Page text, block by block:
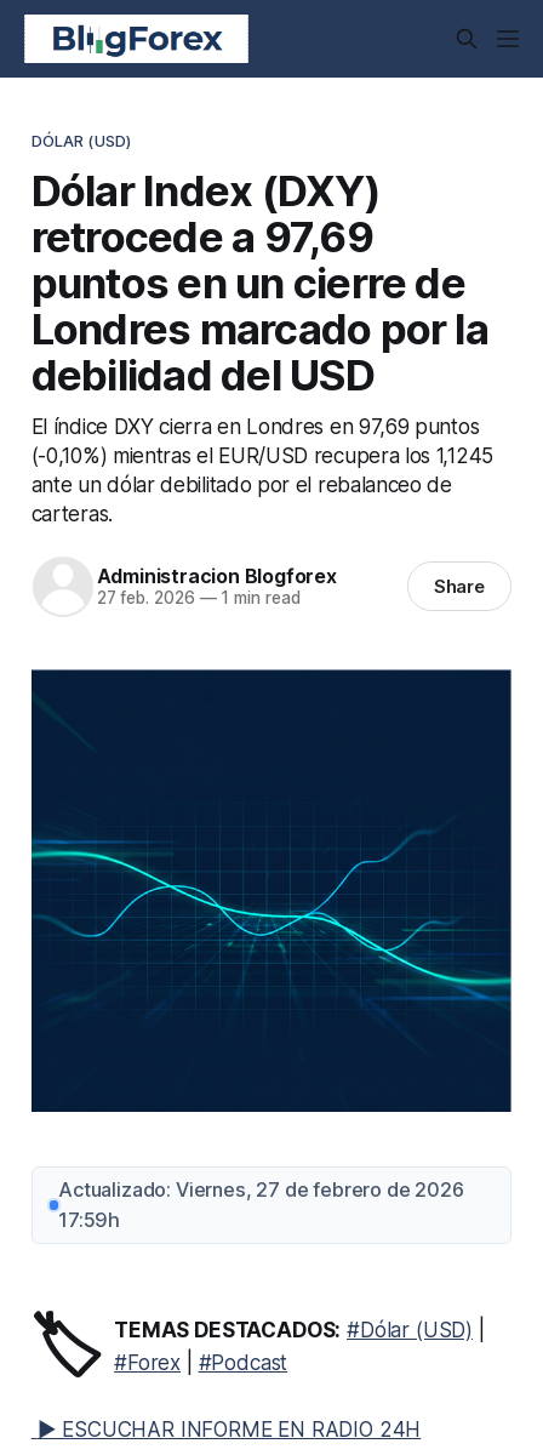
DÓLAR (USD)
Dólar Index (DXY)
retrocede a 97,69
puntos en un cierre de
Londres marcado por la
debilidad del USD
El índice DXY cierra en Londres en 97,69 puntos
(-0,10%) mientras el EUR/USD recupera los 1,1245
ante un dólar debilitado por el rebalanceo de
carteras.
Administracion Blogforex
27 feb. 2026 —1 min read Share
Actualizado: Viernes, 27 de febrero de 2026
17:59h
🏷️ TEMAS DESTACADOS: #Dólar (USD)
#Forex
#Podcast
▶ ESCUCHAR INFORME EN RADIO 24H